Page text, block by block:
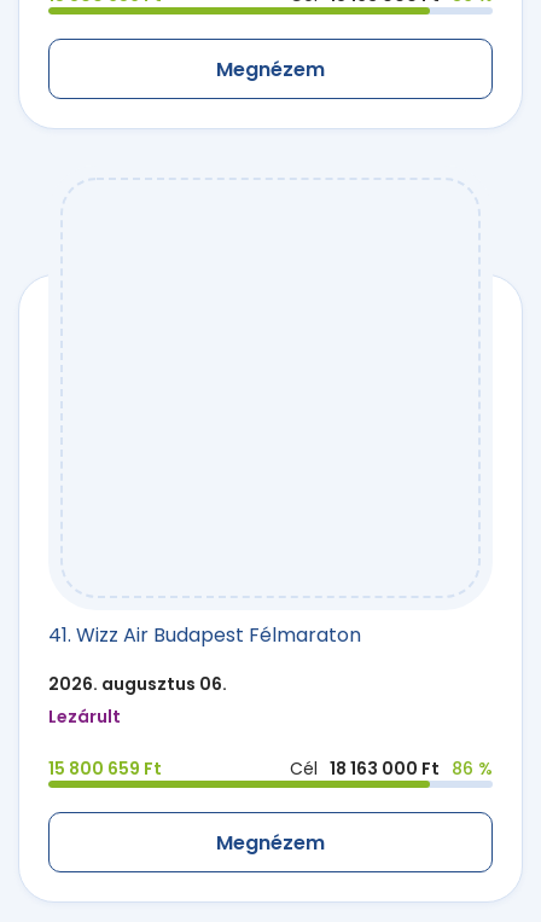
Megnézem
41. Wizz Air Budapest Félmaraton
2026. augusztus 06.
Lezárult
15 800 659 Ft Cél 18 163 000 Ft 86 %
Megnézem